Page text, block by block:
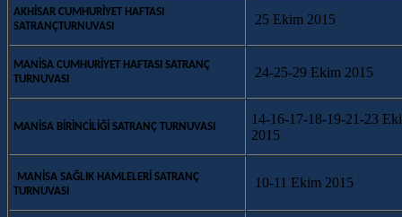
AKHİSAR CUMHURİYET HAFTASI
SATRANÇTURNUVASI
25 Ekim 2015
MANİSA CUMHURİYET HAFTASI SATRANÇ
TURNUVASI
24-25-29 Ekim 2015
MANİSA BİRİNCİLİĞİ SATRANÇ TURNUVASI
14-16-17-18-19-21-23
2015
MANİSA SAĞLIK HAMLELERİ SATRANÇ
TURNUVASI
10-11 Ekim 2015